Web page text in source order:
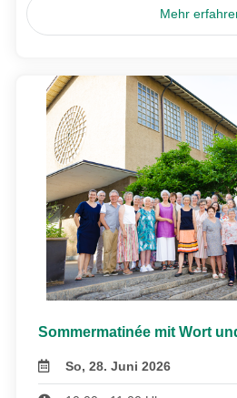
Mehr
Sommermatinée mit Wort
So, 28. Juni 2026